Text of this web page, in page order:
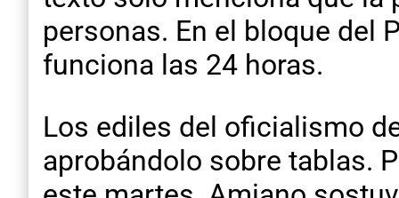
personas. En el bloque del
funciona las 24 horas.
Los ediles del oficialismo
aprobándolo sobre tablas.